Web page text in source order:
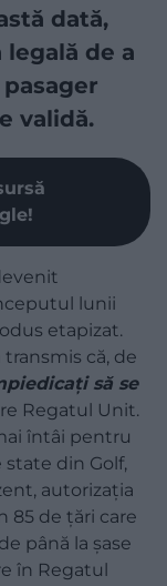
dată,
de a
validă.
lunii
etapizat.
că, de
să se
Regatul Unit.
întâi pentru
din Golf,
autorizația
85 de țări care
până la șase
în Regatul